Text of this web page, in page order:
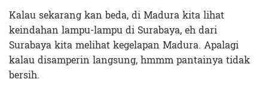
Kalau sekarang kan beda, di Madura kita lihat
keindahan lampu-lampu di Surabaya, eh dari
Surabaya kita melihat kegelapan Madura. Apalagi
kalau disamperin langsung, hmmm pantainya tidak
bersih.